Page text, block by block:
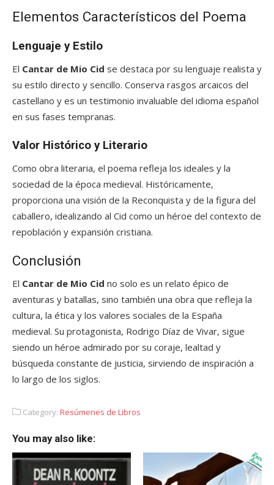
Elementos Característicos del Poema
Lenguaje y Estilo
El Cantar de Mio Cid se destaca por su lenguaje realista y
su estilo directo y sencillo. Conserva rasgos arcaicos del
castellano y es un testimonio invaluable del idioma español
en sus fases tempranas.
Valor Histórico y Literario
Como obra literaria, el poema refleja los ideales y la
sociedad de la época medieval. Históricamente,
proporciona una visión de la Reconquista y de la figura del
caballero, idealizando al Cid como un héroe del contexto de
repoblación y expansión cristiana.
Conclusión
El Cantar de Mio Cid no solo es un relato épico de
aventuras y batallas, sino también una obra que refleja la
cultura, la ética y los valores sociales de la España
medieval. Su protagonista, Rodrigo Díaz de Vivar, sigue
siendo un héroe admirado por su coraje, lealtad y
búsqueda constante de justicia, sirviendo de inspiración a
lo largo de los siglos.
Category: Resúmenes de Libros
You may also like: